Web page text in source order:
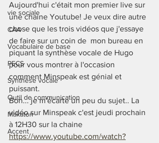
vie sociale
CAA
Vocabulaire de base
PECS
Synthèse vocale
Outil de communication
Makaton
Accent
Aujourd'hui c'était mon premier live sur
une chaine Youtube! Je veux dire autre
chose que les trois vidéos que j'essaye
de faire sur un coin de  mon bureau en
piquant la synthèse vocale de Hugo
pour vous montrer à l'occasion
comment Minspeak est génial et
puissant.
Bon... je m'écarte un peu du sujet.. La
vidéo sur Minspeak c'est jeudi prochain
à 12H30 sur la chaine
https://www.youtube.com/watch?